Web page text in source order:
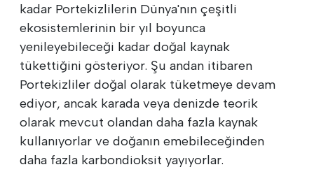
kadar Portekizlilerin Dünya'nın çeşitli
ekosistemlerinin bir yıl boyunca
yenileyebileceği kadar doğal kaynak
tükettiğini gösteriyor. Şu andan itibaren
Portekizliler doğal olarak tüketmeye devam
ediyor, ancak karada veya denizde teorik
olarak mevcut olandan daha fazla kaynak
kullanıyorlar ve doğanın emebileceğinden
daha fazla karbondioksit yayıyorlar.